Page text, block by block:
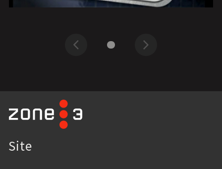
Précédent Suivant
Site